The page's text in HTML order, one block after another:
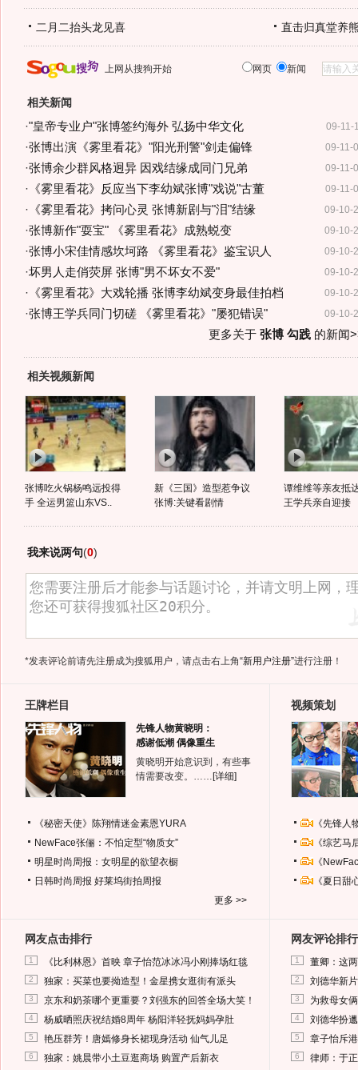
二月二抬头龙见喜 直击归真堂养
上网从搜狗开始 网页 新闻
相关新闻
09-11-
·"皇帝专业户"张博签约海外 弘扬中华文化
09-11-
·张博出演《雾里看花》"阳光刑警"剑走偏锋
09-11-
·张博余少群风格迥异 因戏结缘成同门兄弟
09-11-
· 《雾里看花》反应当下李幼斌张博"戏说"古董
09-10-
· 《雾里看花》拷问心灵 张博新剧与"泪"结缘
09-10-
·张博新作"耍宝" 《雾里看花》成熟蜕变
09-10-
·张博小宋佳情感坎坷路 《雾里看花》鉴宝识人
09-10-
·坏男人走俏荧屏 张博"男不坏女不爱"
09-10-
· 《雾里看花》大戏轮播 张博李幼斌变身最佳拍档
09-10-
·张博王学兵同门切磋 《雾里看花》"屡犯错误"
更多关于 张博 勾践的新闻
相关视频新闻
张博吃火锅杨鸣远投得
手 全运男篮山东VS..
新《三国》造型惹争议
张博:关键看剧情
谭维维等亲友抵
王学兵亲自迎接
我来说两句(0)
*发表评论前请先注册成为搜狐用户，请点击右上角“新用户注册”进行注册！
王牌栏目
先锋人物黄晓明：
感谢低潮 偶像重生
黄晓明开始意识到，有些事
情需要改变。…… [详细]
《秘密天使》陈翔情迷金素恩YURA
NewFace张俪：不怕定型“物质女”
明星时尚周报：女明星的欲望衣橱
日韩时尚周报 好莱坞街拍周报
更多 >>
视频策划
《先锋
《综艺
《
《夏日
网友点击排行
1 《比利林恩》首映 章子怡范冰冰冯小刚捧场红毯
2 独家：买菜也要拗造型！金星携女逛街有派头
3 京东和奶茶哪个更重要？刘强东的回答全场大笑！
4 杨威晒照庆祝结婚8周年 杨阳洋轻抚妈妈孕肚
5 艳压群芳！唐嫣修身长裙现身活动 仙气儿足
6 独家：姚晨带小土豆逛商场 购置产后新衣
网友评论排行
1 董卿：这
2 刘德华新
3 为救母女
4 刘德华扮
5 章子怡斥
6 律师：于